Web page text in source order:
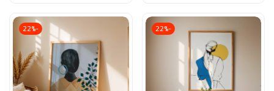
-22%
-22%